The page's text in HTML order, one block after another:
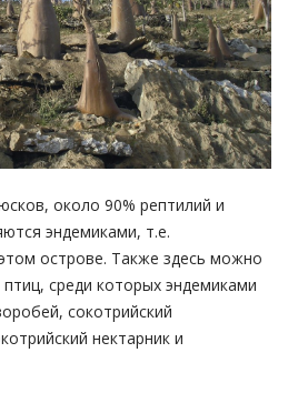
около 90% рептилий и
эндемиками, т.е.
острове. Также здесь можно
среди которых эндемиками
сокотрийский
нектарник и